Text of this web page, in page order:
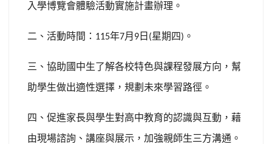
入學博覽會體驗活動實施計畫辦理。
二、活動時間： 115年7月 9 日 (星期四) 。
三、協助國中生了解各校特色與課程發展方向，幫
助學生做出適性選擇，規劃未來學習路徑。
四、促進家長與學生對高中教育的認識與互動，藉
由現場諮詢、講座與展示，加強親師生三方溝通。